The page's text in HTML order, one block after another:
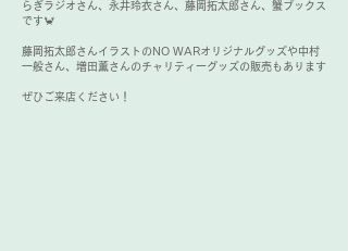
らぎラジオさん、永井玲衣さん、藤岡拓太郎さん、蟹ブックス
です🦀
藤岡拓太郎さんイラストのNO WARオリジナルグッズや中村
一般さん、増田薫さんのチャリティーグッズの販売もあります
ぜひご来店ください！